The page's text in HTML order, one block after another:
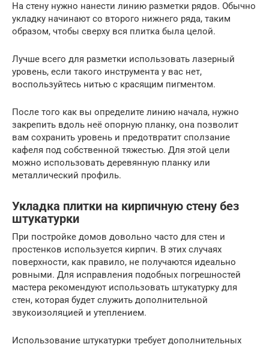
На стену нужно нанести линию разметки рядов. Обычно
укладку начинают со второго нижнего ряда, таким
образом, чтобы сверху вся плитка была целой.
Лучше всего для разметки использовать лазерный
уровень, если такого инструмента у вас нет,
воспользуйтесь нитью с красящим пигментом.
После того как вы определите линию начала, нужно
закрепить вдоль неё опорную планку, она позволит
вам сохранить уровень и предотвратит сползание
кафеля под собственной тяжестью. Для этой цели
можно использовать деревянную планку или
металлический профиль.
Укладка плитки на кирпичную стену без
штукатурки
При постройке домов довольно часто для стен и
простенков используется кирпич. В этих случаях
поверхности, как правило, не получаются идеально
ровными. Для исправления подобных погрешностей
мастера рекомендуют использовать штукатурку для
стен, которая будет служить дополнительной
звукоизоляцией и утеплением.
Использование штукатурки требует дополнительных